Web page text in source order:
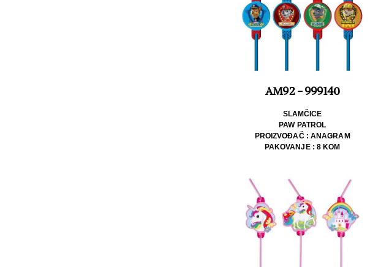
AM92 - 999140
SLAMČICE
PAW PATROL
PROIZVOĐAČ : ANAGRAM
PAKOVANJE : 8 KOM